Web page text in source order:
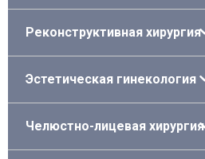
Реконструктивная хирургия
Эстетическая гинекология
Челюстно-лицевая хирургия